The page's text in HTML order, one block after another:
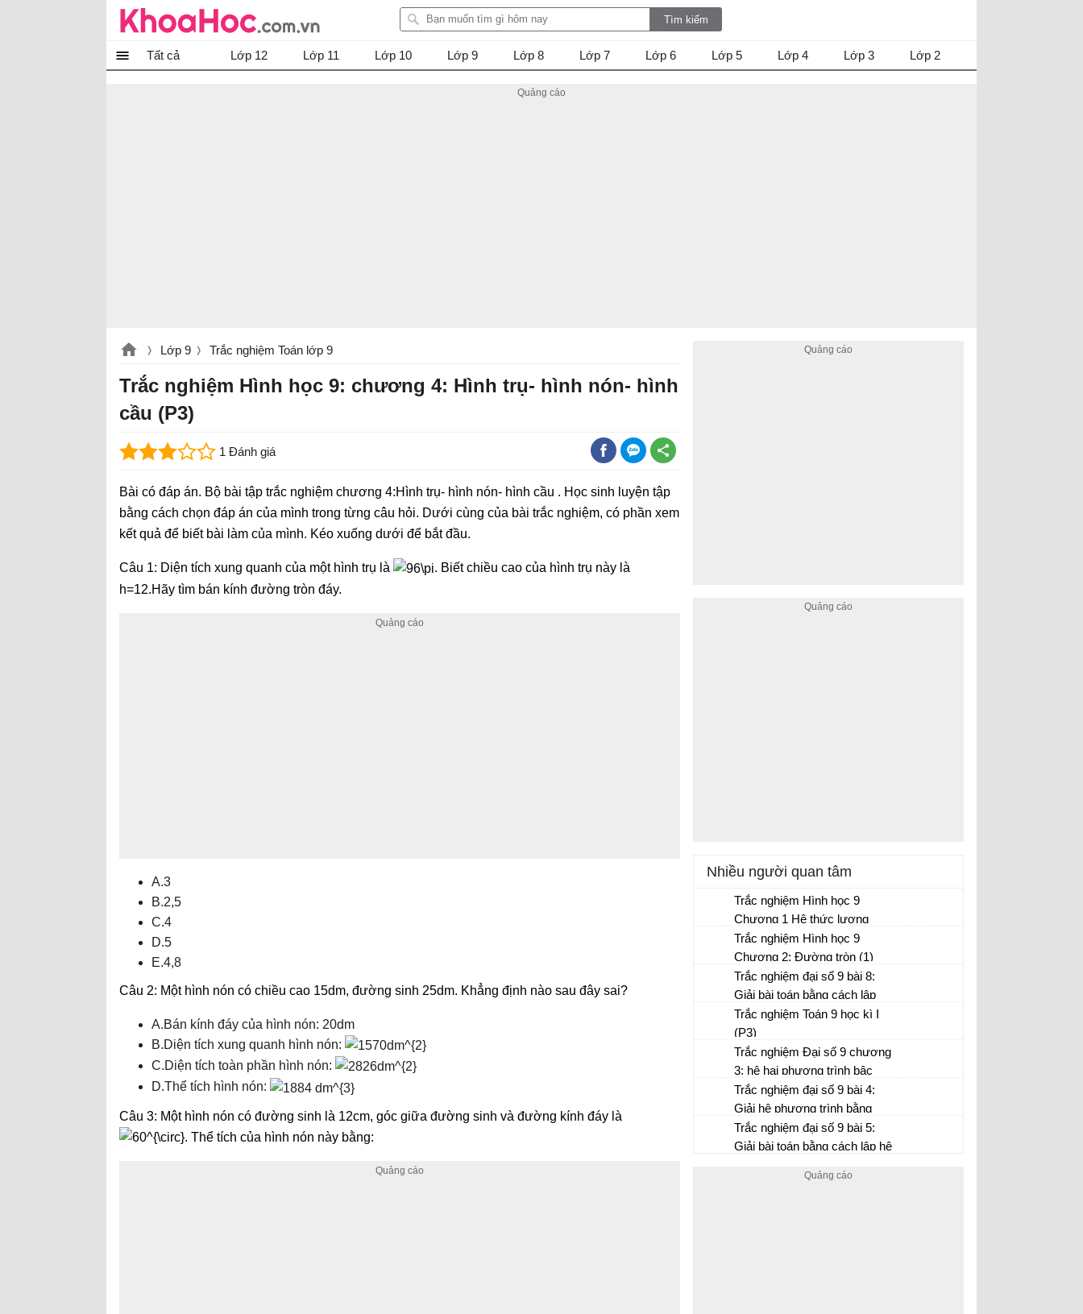
Tất cả Lớp 12 Lớp 11 Lớp 10 Lớp 9 Lớp 8 Lớp 7 Lớp 6 Lớp 5 Lớp 4 Lớp 3 Lớp 2
Lớp 9 Trắc nghiệm Toán lớp 9
Trắc nghiệm Hình học 9: chương 4: Hình trụ- hình nón- hình
cầu (P3)
1 Đánh giá
Bài có đáp án. Bộ bài tập trắc nghiệm chương 4:Hình trụ- hình nón- hình cầu . Học sinh luyện tập
bằng cách chọn đáp án của mình trong từng câu hỏi. Dưới cùng của bài trắc nghiệm, có phần xem
kết quả để biết bài làm của mình. Kéo xuống dưới để bắt đầu.
Câu 1: Diện tích xung quanh của một hình trụ là
. Biết chiều cao của hình trụ này là
h=12.Hãy tìm bán kính đường tròn đáy.
A.3
B.2,5
C.4
D.5
E.4,8
Câu 2: Một hình nón có chiều cao 15dm, đường sinh 25dm. Khẳng định nào sau đây sai?
A.Bán kính đáy của hình nón: 20dm
B.Diện tích xung quanh hình nón:
C.Diện tích toàn phần hình nón:
D.Thể tích hình nón:
Câu 3: Một hình nón có đường sinh là 12cm, góc giữa đường sinh và đường kính đáy là
. Thể tích của hình nón này bằng:
Nhiều người quan tâm
Trắc nghiệm Hình học 9
Chương 1 Hệ thức lượng
trong tam giác vuông (1)
Trắc nghiệm Hình học 9
Chương 2: Đường tròn (1)
Trắc nghiệm đại số 9 bài 8:
Giải bài toán bằng cách lập
phương trình
Trắc nghiệm Toán 9 học kì I
(P3)
Trắc nghiệm Đại số 9 chương
3: hệ hai phương trình bậc
nhất 2 ẩn (2)
Trắc nghiệm đại số 9 bài 4:
Giải hệ phương trình bằng
phương pháp cộng đại số
Trắc nghiệm đại số 9 bài 5:
Giải bài toán bằng cách lập hệ